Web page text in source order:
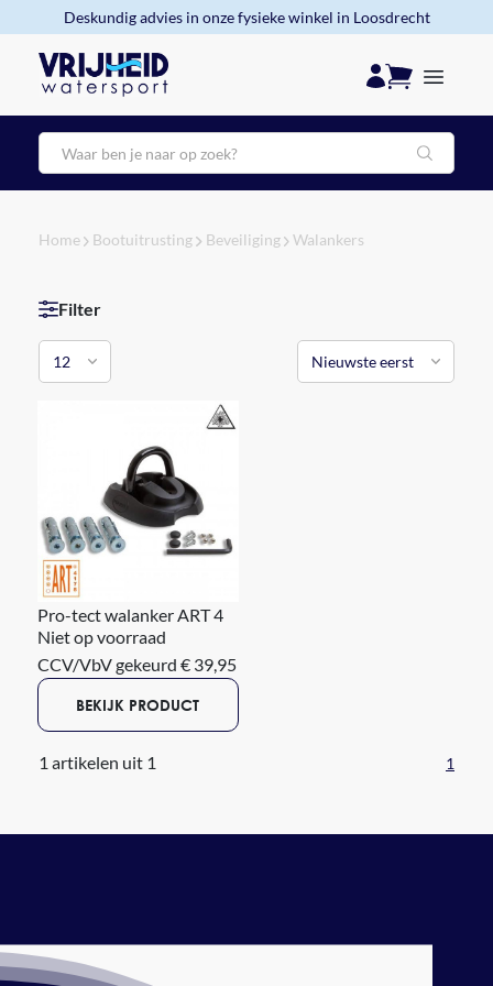
Deskundig advies in onze fysieke winkel in Loosdrecht
Zoeken
Home Bootuitrusting Beveiliging Walankers
Filter
Pro-tect walanker ART 4
Niet op voorraad
CCV/VbV gekeurd € 39,95
BEKIJK PRODUCT
1 artikelen uit 1 1